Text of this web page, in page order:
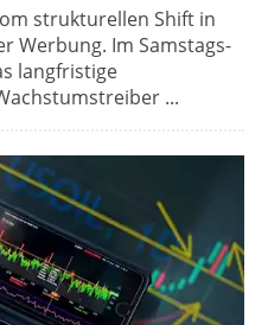
strukturellen Shift in
Werbung. Im Samstags-
langfristige
...